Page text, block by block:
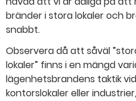
bränder i stora lokaler och
snabbt.
Observera då att såväl
lokaler” finns i en mängd
lägenhetsbrandens taktik
kontorslokaler eller